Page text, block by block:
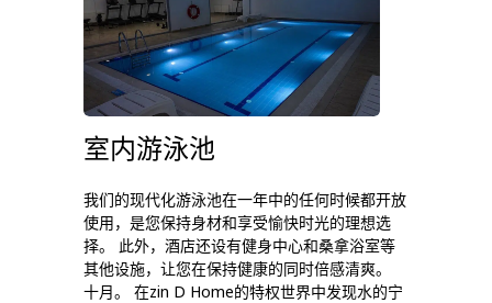
室内游泳池
我们的现代化游泳池在一年中的任何时候都开放
使用，是您保持身材和享受愉快时光的理想选
择。 此外，酒店还设有健身中心和桑拿浴室等
其他设施，让您在保持健康的同时倍感清爽。
十月。 在zin D Home的特权世界中发现水的宁